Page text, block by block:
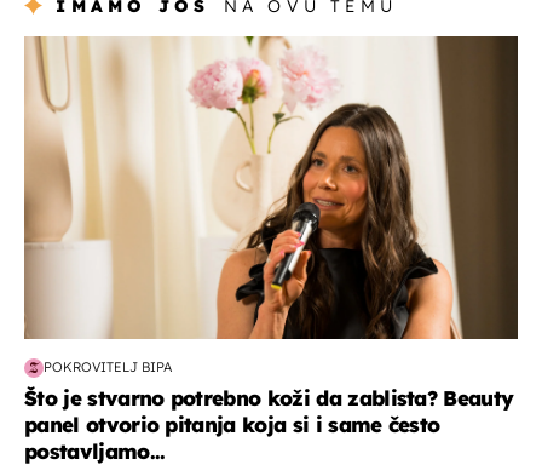
IMAMO JOŠ NA OVU TEMU
moda & ljepota
POKROVITELJ BIPA
Što je stvarno potrebno koži da zablista? Beauty
panel otvorio pitanja koja si i same često
postavljamo...